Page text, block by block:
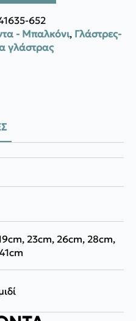
652
- Μπαλκόνι, Γλάστρες-
γλάστρας
23cm, 26cm, 28cm,